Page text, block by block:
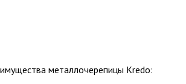
металлочерепицы Kredo: